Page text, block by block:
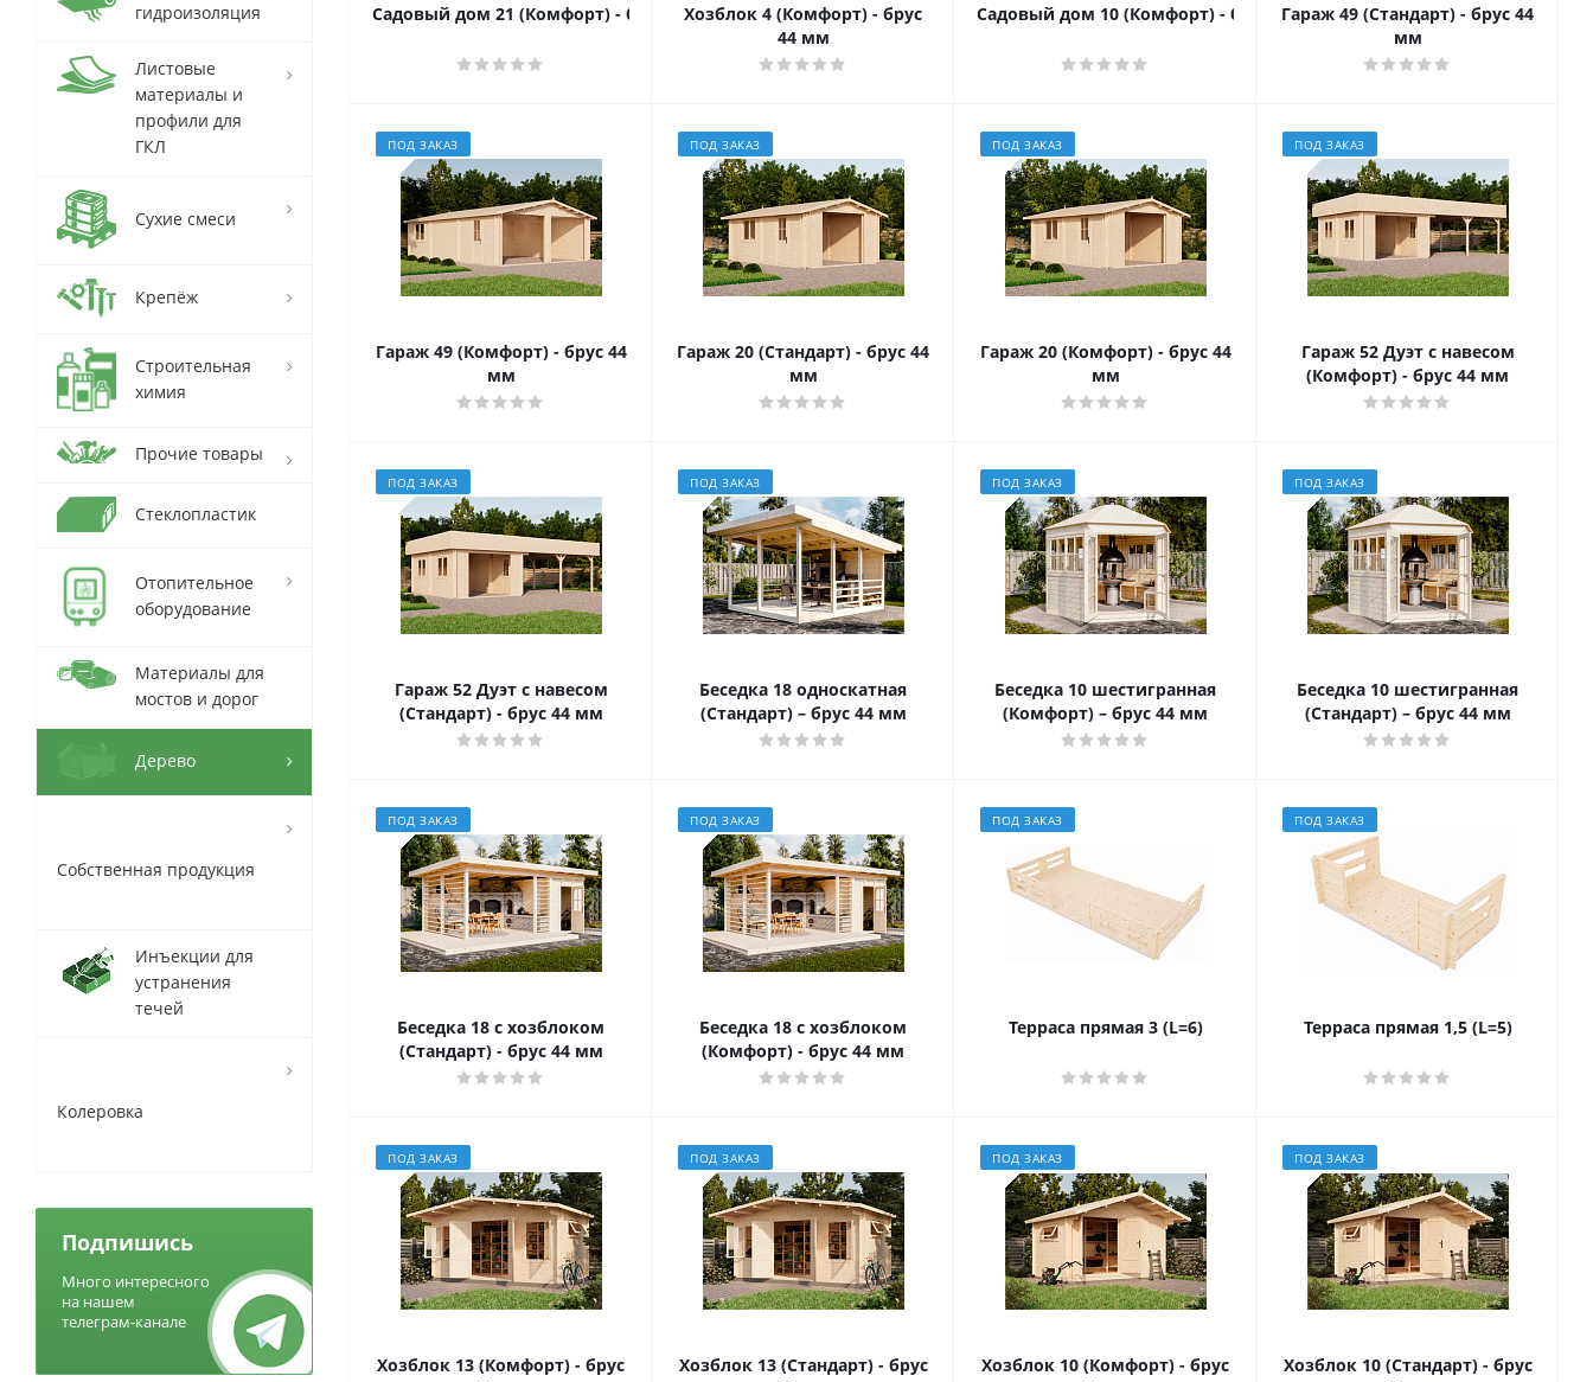
Садовый дом 21 (Комфорт) - брус 44 ммХозблок 4 (Комфорт) - брус
44 мм
Садовый дом 10 (Комфорт) - брус 44 ммГараж 49 (Стандарт) - брус 44
мм
ПОД ЗАКАЗ
Гараж 49 (Комфорт) - брус 44
мм
ПОД ЗАКАЗ
Гараж 20 (Стандарт) - брус 44
мм
ПОД ЗАКАЗ
Гараж 20 (Комфорт) - брус 44
мм
ПОД ЗАКАЗ
Гараж 52 Дуэт с навесом
(Комфорт) - брус 44 мм
ПОД ЗАКАЗ
Гараж 52 Дуэт с навесом
(Стандарт) - брус 44 мм
ПОД ЗАКАЗ
Беседка 18 односкатная
(Стандарт) – брус 44 мм
ПОД ЗАКАЗ
Беседка 10 шестигранная
(Комфорт) – брус 44 мм
ПОД ЗАКАЗ
Беседка 10 шестигранная
(Стандарт) – брус 44 мм
ПОД ЗАКАЗ
Беседка 18 с хозблоком
(Стандарт) - брус 44 мм
ПОД ЗАКАЗ
Беседка 18 с хозблоком
(Комфорт) - брус 44 мм
ПОД ЗАКАЗ
Терраса прямая 3 (L=6)
ПОД ЗАКАЗ
Терраса прямая 1,5 (L=5)
ПОД ЗАКАЗ
Хозблок 13 (Комфорт) - брус
ПОД ЗАКАЗ
Хозблок 13 (Стандарт) - брус
ПОД ЗАКАЗ
Хозблок 10 (Комфорт) - брус
ПОД ЗАКАЗ
Хозблок 10 (Стандарт) - брус
гидроизоляция
Листовые
материалы и
профили для
ГКЛ
Сухие смеси
Крепёж
Строительная
химия
Прочие товары
Стеклопластик
Отопительное
оборудование
Материалы для
мостов и дорог
Дерево
Собственная продукция
Инъекции для
устранения
течей
Колеровка
Подпишись
Много интересного
на нашем
телеграм-канале